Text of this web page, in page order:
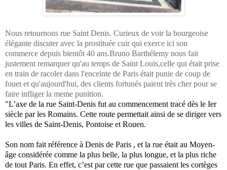
Nous retournons rue Saint Denis. Curieux de voir la bourgeoise
élégante discuter avec la prostituée cuir qui exerce ici son
commerce depuis bientôt 40 ans.Bruno Barthélemy nous fait
justement remarquer qu'au temps de Saint Louis,celle qui était prise
en train de racoler dans l'enceinte de Paris était punie de coup de
fouet et qu'aujourd'hui, des clients fortunés paient très cher pour se
faire infliger la meme punition.
"L’axe de la rue Saint-Denis fut au commencement tracé dès le Ier
siècle par les Romains. Cette route permettait ainsi de se diriger vers
les villes de Saint-Denis, Pontoise et Rouen.¹
Son nom fait référence à Denis de Paris , et la rue était au Moyen-
âge considérée comme la plus belle, la plus longue, et la plus riche
de tout Paris. En effet, c’est par cette rue que passaient les cortèges